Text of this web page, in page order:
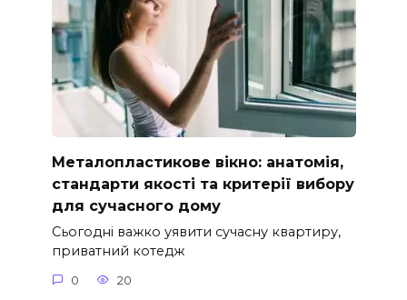
Металопластикове вікно: анатомія,
стандарти якості та критерії вибору
для сучасного дому
Сьогодні важко уявити сучасну квартиру,
приватний котедж
0 20